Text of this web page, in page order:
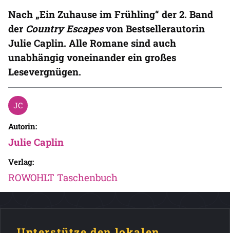
Nach „Ein Zuhause im Frühling“ der 2. Band
der Country Escapesvon Bestsellerautorin
Julie Caplin. Alle Romane sind auch
unabhängig voneinander ein großes
Lesevergnügen.
Autorin:
Julie Caplin
Verlag:
ROWOHLT Taschenbuch